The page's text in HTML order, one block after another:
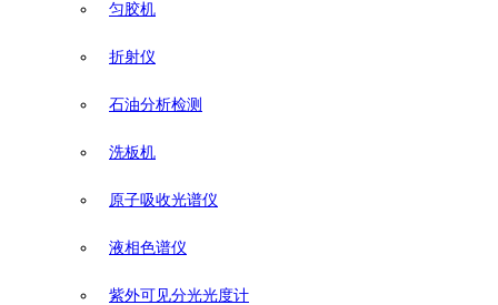
匀胶机
折射仪
石油分析检测
洗板机
原子吸收光谱仪
液相色谱仪
紫外可见分光光度计